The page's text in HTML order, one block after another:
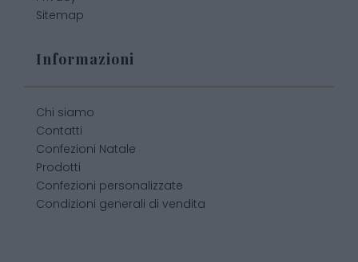
Sitemap
Informazioni
Chi siamo
Contatti
Confezioni Natale
Prodotti
Confezioni personalizzate
Condizioni generali di vendita